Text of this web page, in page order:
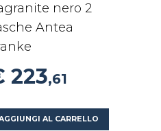
nero 2
Antea
223,61
AL CARRELLO